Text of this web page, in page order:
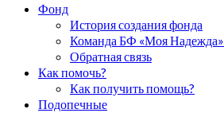
Фонд
История создания фонда
Команда БФ «Моя Надежда»
Обратная связь
Как помочь?
Как получить помощь?
Подопечные